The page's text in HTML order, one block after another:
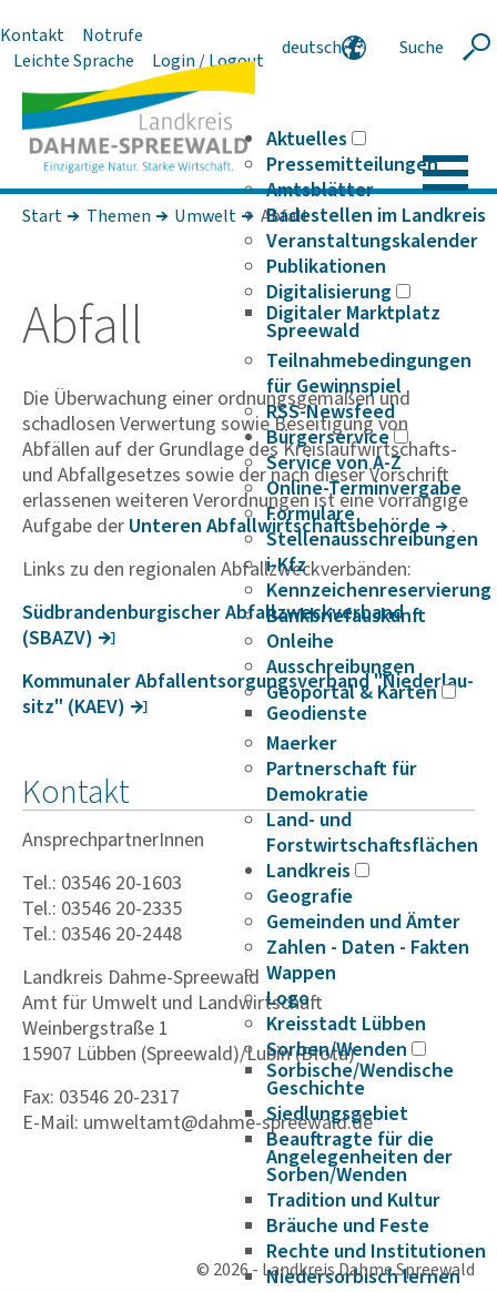
Kontakt
Notrufe
Leichte Sprache
Login / Logout
deutsch
Suche
Aktuelles
Pressemitteilungen
Amtsblätter
Badestellen im Landkreis
Veranstaltungskalender
Publikationen
Digitalisierung
Digitaler Marktplatz
Spreewald
Teilnahmebedingungen
für Gewinnspiel
RSS-Newsfeed
Bürgerservice
Service von A-Z
Online-Terminvergabe
Formulare
Stellenausschreibungen
i-Kfz
Kennzeichenreservierung
Bankbriefauskunft
Onleihe
Ausschreibungen
Geoportal & Karten
Geodienste
Maerker
Partnerschaft für
Demokratie
Land- und
Forstwirtschaftsflächen
Landkreis
Geografie
Gemeinden und Ämter
Zahlen - Daten - Fakten
Wappen
Logo
Kreisstadt Lübben
Sorben/Wenden
Sorbische/Wendische
Geschichte
Siedlungsgebiet
Beauftragte für die
Angelegenheiten der
Sorben/Wenden
Tradition und Kultur
Bräuche und Feste
Rechte und Institutionen
Niedersorbisch lernen
Start Themen Umwelt Abfall
Abfall
Die Überwachung einer ordnungsgemäßen und
schadlosen Verwertung sowie Beseitigung von
Abfällen auf der Grundlage des Kreislaufwirtschafts-
und Abfallgesetzes sowie der nach dieser Vorschrift
erlassenen weiteren Verordnungen ist eine vorrangige
Aufgabe der Unteren Abfall­wirt­schafts­be­hörde
.
Links zu den regionalen Abfallzweckverbänden:
Südbran­den­bur­gi­scher Abfall­zweck­ver­band
(SBAZV)
Kommu­naler Abfall­ent­sor­gungs­ver­band "Nieder­lau­
sitz" (KAEV)
Kontakt
AnsprechpartnerInnen
Tel.: 03546 20-1603
Tel.: 03546 20-2335
Tel.: 03546 20-2448
Landkreis Dahme-Spreewald
Amt für Umwelt und Landwirtschaft
Weinbergstraße 1
15907 Lübben (Spreewald)/Lubin (Błota)
Fax: 03546 20-2317
E-Mail: umweltamt@dahme-spreewald.de
© 2026 - Landkreis Dahme Spreewald